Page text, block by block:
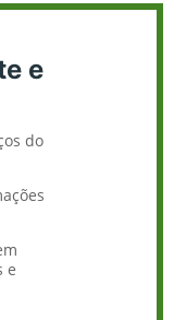
e
do
e